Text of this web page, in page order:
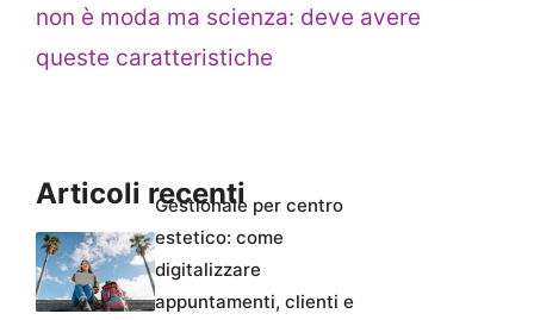
non è moda ma scienza: deve avere
queste caratteristiche
Articoli recentiGestionale per centro
estetico: come
digitalizzare
appuntamenti, clienti e